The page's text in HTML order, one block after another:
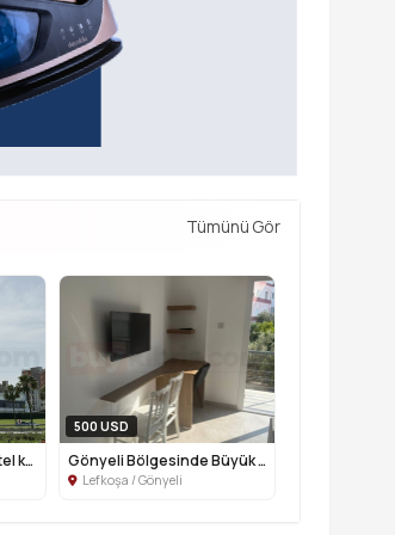
Tümünü Gör
ortaköyde concord hotel karşısı kiralı...
500 USD
Gönyeli Bölgesinde Büyük Kiler Market ...
Lefkoşa / Gönyeli